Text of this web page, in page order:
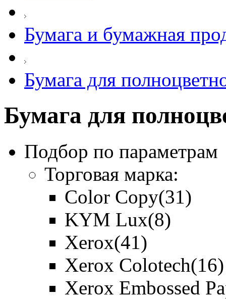
Бумага и бумажная
Бумага для
Бумага для
Подбор по параметрам
Торговая марка:
Color Copy(31)
KYM Lux(8)
Xerox(41)
Xerox Colotech(16)
Xerox Embossed